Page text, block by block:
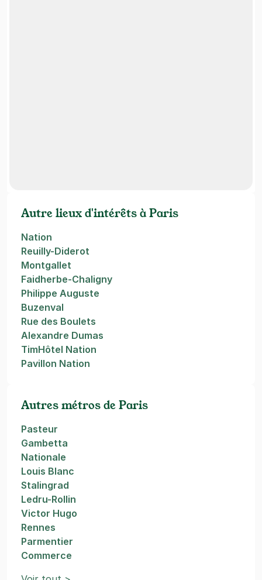
Autre lieux d'intérêts à Paris
Nation
Reuilly-Diderot
Montgallet
Faidherbe-Chaligny
Philippe Auguste
Buzenval
Rue des Boulets
Alexandre Dumas
TimHôtel Nation
Pavillon Nation
Autres métros de Paris
Pasteur
Gambetta
Nationale
Louis Blanc
Stalingrad
Ledru-Rollin
Victor Hugo
Rennes
Parmentier
Commerce